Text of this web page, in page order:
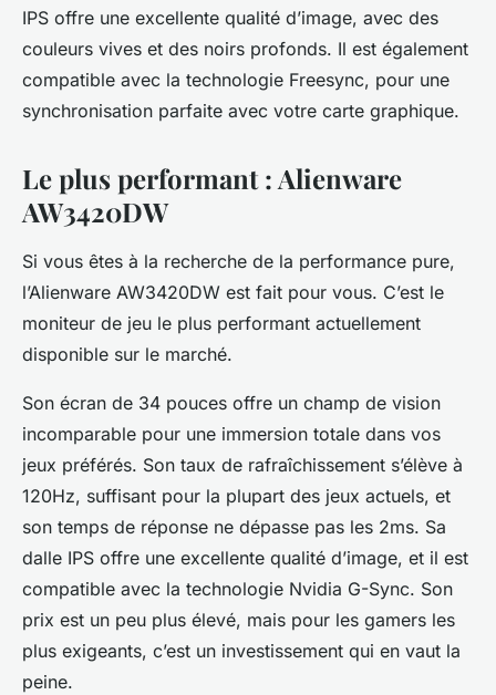
IPS offre une excellente qualité d’image, avec des
couleurs vives et des noirs profonds. Il est également
compatible avec la technologie Freesync, pour une
synchronisation parfaite avec votre carte graphique.
Le plus performant : Alienware
AW3420DW
Si vous êtes à la recherche de la performance pure,
l’Alienware AW3420DW est fait pour vous. C’est le
moniteur de jeu le plus performant actuellement
disponible sur le marché.
Son écran de 34 pouces offre un champ de vision
incomparable pour une immersion totale dans vos
jeux préférés. Son taux de rafraîchissement s’élève à
120Hz, suffisant pour la plupart des jeux actuels, et
son temps de réponse ne dépasse pas les 2ms. Sa
dalle IPS offre une excellente qualité d’image, et il est
compatible avec la technologie Nvidia G-Sync. Son
prix est un peu plus élevé, mais pour les gamers les
plus exigeants, c’est un investissement qui en vaut la
peine.